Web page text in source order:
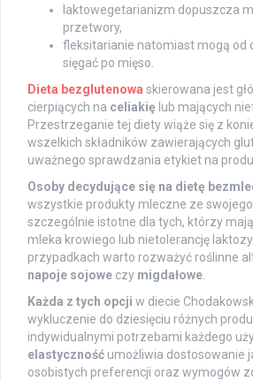
laktowegetarianizm dopuszcza
przetwory,
fleksitarianie natomiast mogą od
sięgać po mięso.
Dieta bezglutenowa skierowana jest
cierpiących na celiakię lub mających
Przestrzeganie tej diety wiąże się z
wszelkich składników zawierających
uważnego sprawdzania etykiet na
Osoby decydujące się na dietę
wszystkie produkty mleczne ze
szczególnie istotne dla tych, którzy mają
mleka krowiego lub nietolerancję
przypadkach warto rozważyć roślinne
napoje sojowe czy migdałowe
Każda z tych opcji w diecie
wykluczenie do dziesięciu różnych
indywidualnymi potrzebami każdego
elastyczność umożliwia dostosowanie
osobistych preferencji oraz wymogów